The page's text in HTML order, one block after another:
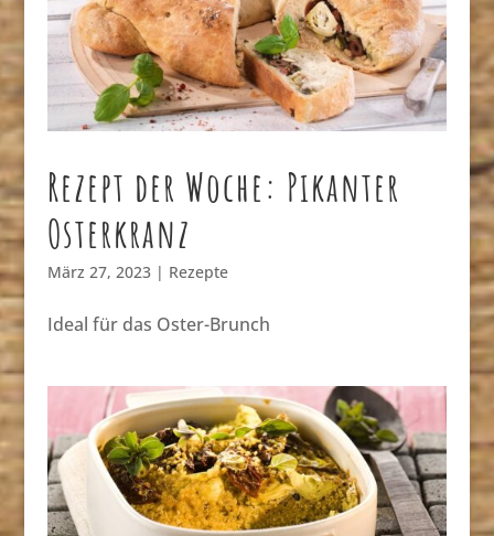
Rezept der Woche: Pikanter
Osterkranz
März 27, 2023| Rezepte
Ideal für das Oster-Brunch